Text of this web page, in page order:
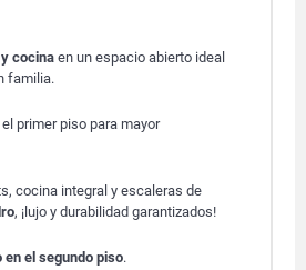
cocina en un espacio abierto ideal
familia.
primer piso para mayor
cocina integral y escaleras de
, ¡lujo y durabilidad garantizados!
en el segundo piso.